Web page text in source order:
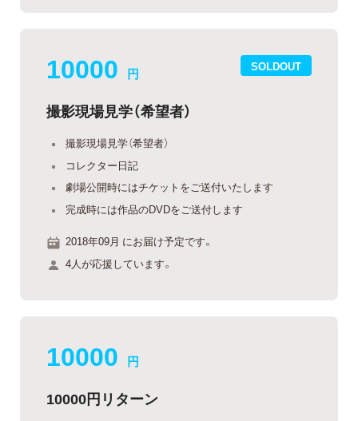
SOLDOUT
10000 円
撮影現場見学（希望者）
撮影現場見学（希望者）
コレクター日記
劇場公開時にはチケットをご送付いたします
完成時には作品のDVDをご送付します
2018年09月 にお届け予定です。
4人が応援しています。
10000 円
10000円リターン